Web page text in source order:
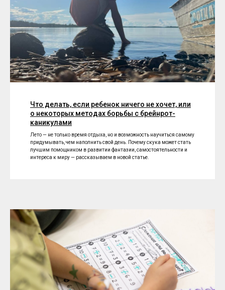
Что делать, если ребенок ничего не хочет, или
о некоторых методах борьбы с брейнрот-
каникулами
Лето — не только время отдыха, но и возможность научиться самому
придумывать, чем наполнить свой день. Почему скука может стать
лучшим помощником в развитии фантазии, самостоятельности и
интереса к миру — рассказываем в новой статье.